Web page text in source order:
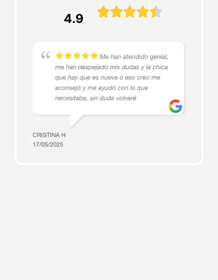
4.9 